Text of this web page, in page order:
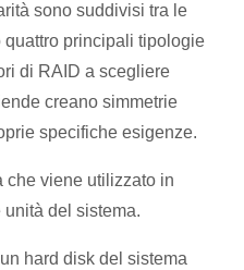
sono suddivisi tra le
principali tipologie
di RAID a scegliere
creano simmetrie
specifiche esigenze.
che viene utilizzato in
del sistema.
hard disk del sistema